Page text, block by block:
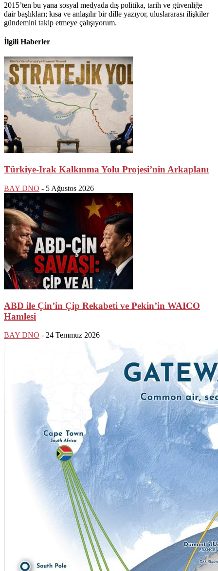
2015’ten bu yana sosyal medyada dış politika, tarih ve güvenliğe
dair başlıkları; kısa ve anlaşılır bir dille yazıyor, uluslararası ilişkiler
gündemini takip etmeye çalışıyorum.
İlgili Haberler
Türkiye-Irak Kalkınma Yolu Projesi’nin Arkaplanı
BAY DNO - 5 Ağustos 2026
ABD ile Çin’in Çip Rekabeti ve Pekin’in WAICO
Hamlesi
BAY DNO - 24 Temmuz 2026